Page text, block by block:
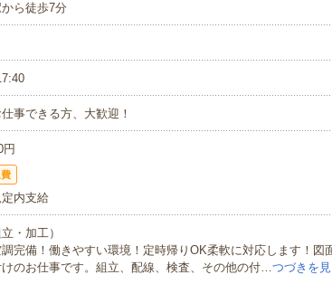
ら徒歩7分
事できる方、大歓迎！
円
内支給
・加工）
完備！働きやすい環境！定時帰りOK柔軟に対応します！図
のお仕事です。組立、配線、検査、その他の付…つづきを